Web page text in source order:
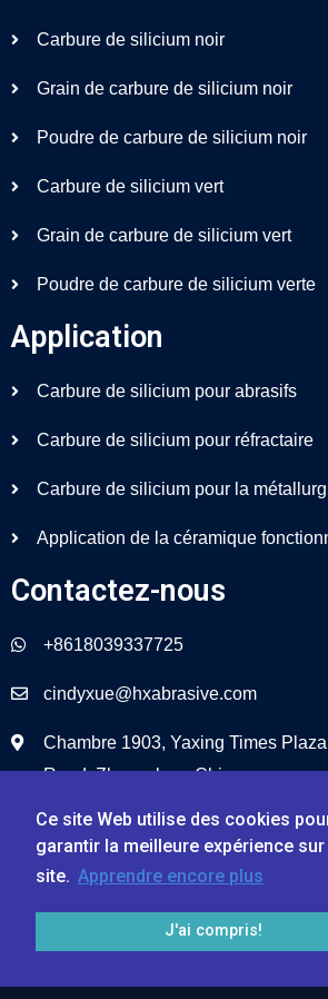
Ce site Web utilise des cookies
garantir la meilleure expérience
site. Apprendre encore plus
J'ai compris!
Carbure de silicium noir
Grain de carbure de silicium noir
Poudre de carbure de silicium noir
Carbure de silicium vert
Grain de carbure de silicium vert
Poudre de carbure de silicium verte
Application
Carbure de silicium pour abrasifs
Carbure de silicium pour réfractaire
Carbure de silicium pour la
Application de la céramique
Contactez-nous
+8618039337725
cindyxue@hxabrasive.com
Chambre 1903, Yaxing Times
Road, Zhengzhou, Chine
Zhengzhou Haixu Abrasives Co., Ltd.